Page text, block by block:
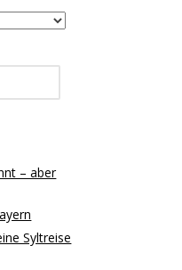
– aber
Syltreise